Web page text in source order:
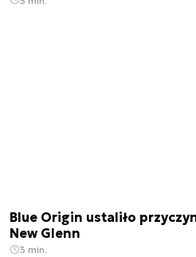
Blue Origin ustaliło
New Glenn
3 min.